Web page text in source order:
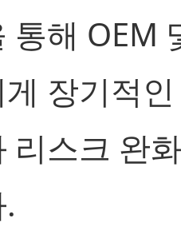
통해 OEM
장기적
리스크 완